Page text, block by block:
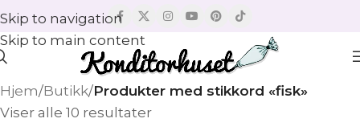
Skip to navigation
Skip to main content
Hjem/Butikk/Produkter med stikkord «fisk»
Viser alle 10 resultater